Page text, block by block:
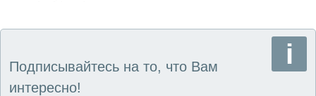
Подписывайтесь на то, что Вам
интересно!